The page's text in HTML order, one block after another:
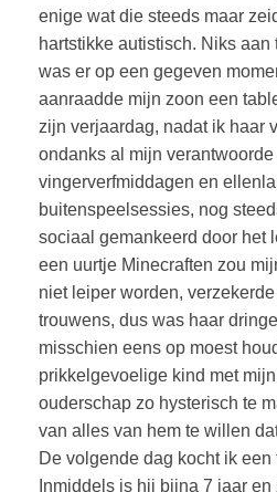
enige wat die steeds maar
hartstikke autistisch. Niks aan
was er op een gegeven
aanraadde mijn zoon een
zijn verjaardag, nadat ik haar
ondanks al mijn
vingerverfmiddagen en
buitenspeelsessies, nog
sociaal gemankeerd door het
een uurtje Minecraften zou
niet leiper worden,
trouwens, dus was haar
misschien eens op moest
prikkelgevoelige kind met
ouderschap zo hysterisch te
van alles van hem te willen
De volgende dag kocht ik
Inmiddels is hij bijna 7 jaar